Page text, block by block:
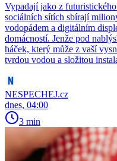
Vypadají jako z
sociálních sítích sbírají
vodopádem a digitálním
domácností. Jenže pod
háček, který může z vaší
tvrdou vodou a složitou
NESPECHEJ.cz
dnes, 04:00
3 min